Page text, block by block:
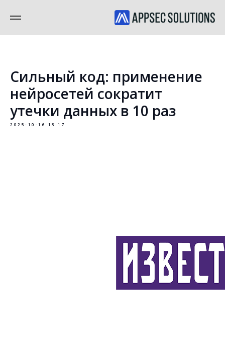
Сильный код: применение
нейросетей сократит
утечки данных в 10 раз
2025-10-16 13:17